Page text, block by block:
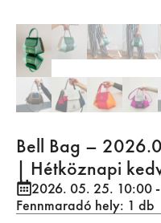
Bell Bag –
| Hétköznapi
2026. 05. 25. 10:00
Fennmaradó hely: 1 db